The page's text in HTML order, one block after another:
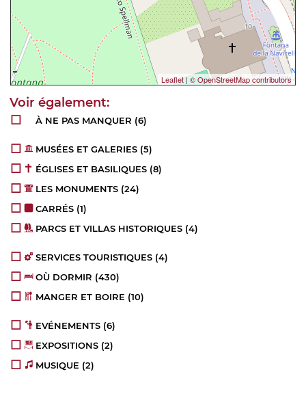
Leaflet|© OpenStreetMap contributors
À NE PAS MANQUER (6)
MUSÉES ET GALERIES (5)
ÉGLISES ET BASILIQUES (8)
LES MONUMENTS (24)
CARRÉS (1)
PARCS ET VILLAS HISTORIQUES (4)
SERVICES TOURISTIQUES (4)
OÙ DORMIR (430)
MANGER ET BOIRE (10)
EVÉNEMENTS (6)
EXPOSITIONS (2)
MUSIQUE (2)